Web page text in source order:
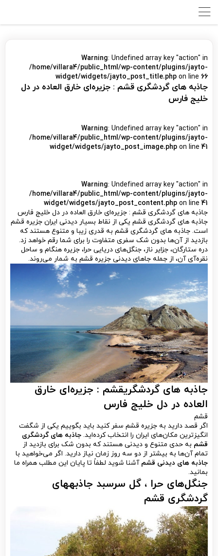
Warning: Undefined array key "action" in
/home/villara4/public_html/wp-content/plugins/jayto-
widget/widgets/jayto_post_title.php on line 66
جاذبه های گردشگری قشم : جزیره‌ای خارق العاده در دل
خلیج فارس
Warning: Undefined array key "action" in
/home/villara4/public_html/wp-content/plugins/jayto-
widget/widgets/jayto_post_image.php on line 41
Warning: Undefined array key "action" in
/home/villara4/public_html/wp-content/plugins/jayto-
widget/widgets/jayto_post_content.php on line 41
جاذبه های گردشگری قشم : جزیره‌ای خارق العاده در دل خلیج فارس
جاذبه های گردشگری قشم یکی از نقاط بسیار دیدنی ایران جزیره قشم
است. جاذبه های گردشگری قشم به قدری زیبا و متنوع هستند که
بازدید از آن‌ها بدون شک سفری متفاوت را برای شما رقم خواهد زد.
دره ستارگان، جزایر ناز، جنگل‌های دریایی حرا، جزیره هنگام و ساحل
نقره‌آی آن، از جمله جاهای دیدنی جزیره قشم به شمار می‌روند.
جاذبه های گردشگریقشم : جزیره‌ای خارق
العاده در دل خلیج فارس
قشم
اگر قصد دارید به جزیره قشم سفر کنید باید بگوییم یکی از شگفت
انگیزترین مکان‌های ایران را انتخاب کرده‌اید. جاذبه های گردشگری
قشم به حدی متنوع و دیدنی هستند که بدون شک برای بازدید از
تمام آن‌ها به بیشتر از دو سه روز زمان نیاز دارید. اگر می‌خواهید با
جاذبه های دیدنی قشم آشنا شوید لطفاً تا پایان این مطلب همراه ما
بمانید.
جنگل‌های حرا ، گل سرسبد جاذبههای
گردشگری قشم